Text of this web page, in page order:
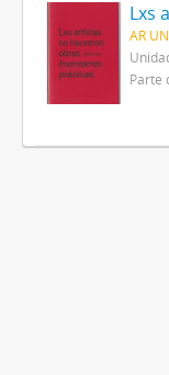
AR
Parte